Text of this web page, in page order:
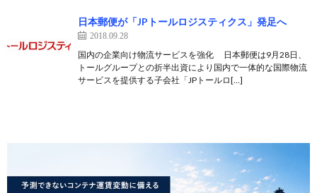
日本郵便が「JPトールロジスティクス」発足へ
2018.09.28
国内の企業向け物流サービスを強化 日本郵便は9月28日、
トールグループとの折半出資により国内で一体的な国際物流
サービスを提供する子会社「JPトールロ[…]